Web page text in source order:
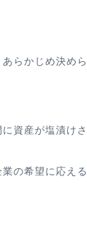
らかじめ決め
資産が塩漬け
の希望に応え